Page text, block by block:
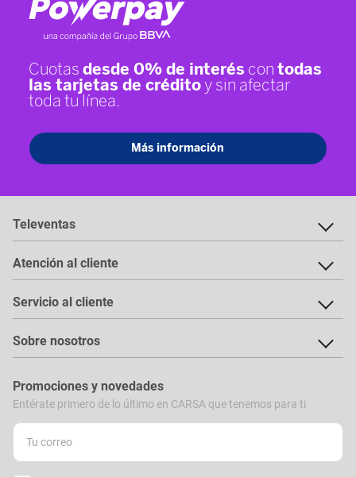
Televentas
Atención al cliente
Servicio al cliente
Sobre nosotros
Promociones y novedades
Entérate primero de lo último en CARSA que tenemos para ti